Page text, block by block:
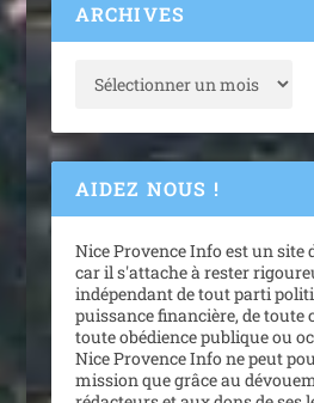
ARCHIVES
AIDEZ NOUS !
Nice Provence Info est un
car il s'attache à rester
indépendant de tout parti
puissance financière, de toute
toute obédience publique ou
Nice Provence Info ne peut
mission que grâce au